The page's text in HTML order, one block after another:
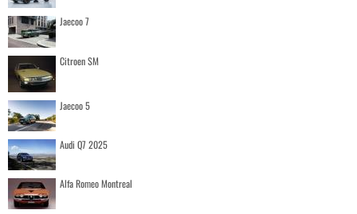
Jaecoo 7
Citroen SM
Jaecoo 5
Audi Q7 2025
Alfa Romeo Montreal